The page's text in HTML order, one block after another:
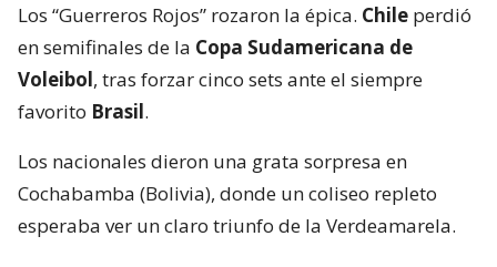
Los “Guerreros Rojos” rozaron la épica. Chile perdió
en semifinales de la Copa Sudamericana de
Voleibol, tras forzar cinco sets ante el siempre
favorito Brasil.
Los nacionales dieron una grata sorpresa en
Cochabamba (Bolivia), donde un coliseo repleto
esperaba ver un claro triunfo de la Verdeamarela.